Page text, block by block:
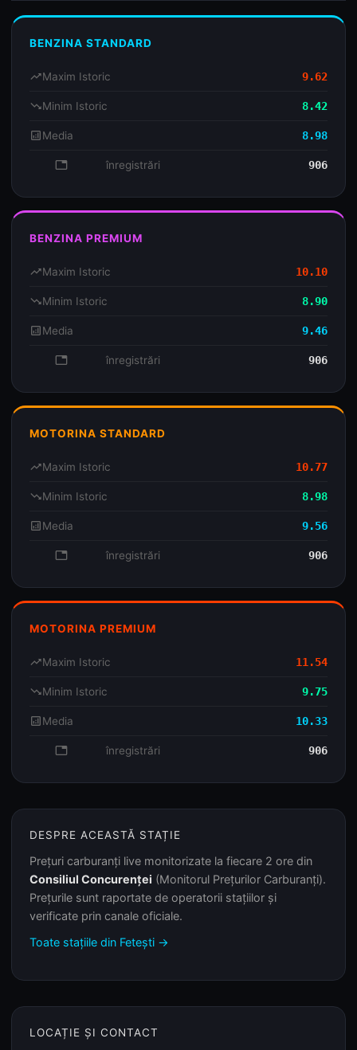
BENZINA STANDARD
trending_upMaxim Istoric 9.62
trending_downMinim Istoric 8.42
analyticsMedia 8.98
database înregistrări 906
BENZINA PREMIUM
trending_upMaxim Istoric 10.10
trending_downMinim Istoric 8.90
analyticsMedia 9.46
database înregistrări 906
MOTORINA STANDARD
trending_upMaxim Istoric 10.77
trending_downMinim Istoric 8.98
analyticsMedia 9.56
database înregistrări 906
MOTORINA PREMIUM
trending_upMaxim Istoric 11.54
trending_downMinim Istoric 9.75
analyticsMedia 10.33
database înregistrări 906
DESPRE ACEASTĂ STAȚIE
Prețuri carburanți live monitorizate la fiecare 2 ore din
Consiliul Concurenței (Monitorul Prețurilor Carburanți).
Prețurile sunt raportate de operatorii stațiilor și
verificate prin canale oficiale.
Toate stațiile din Fetești →
LOCAȚIE ȘI CONTACT